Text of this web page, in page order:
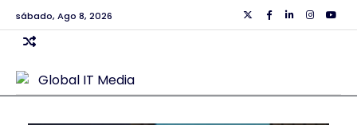
Skip
to
content
sábado, Ago 8, 2026 TwiiterFacebook
Linkedin